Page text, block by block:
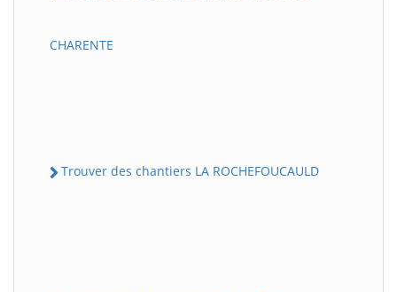
CHARENTE
Trouver des chantiers LA ROCHEFOUCAULD